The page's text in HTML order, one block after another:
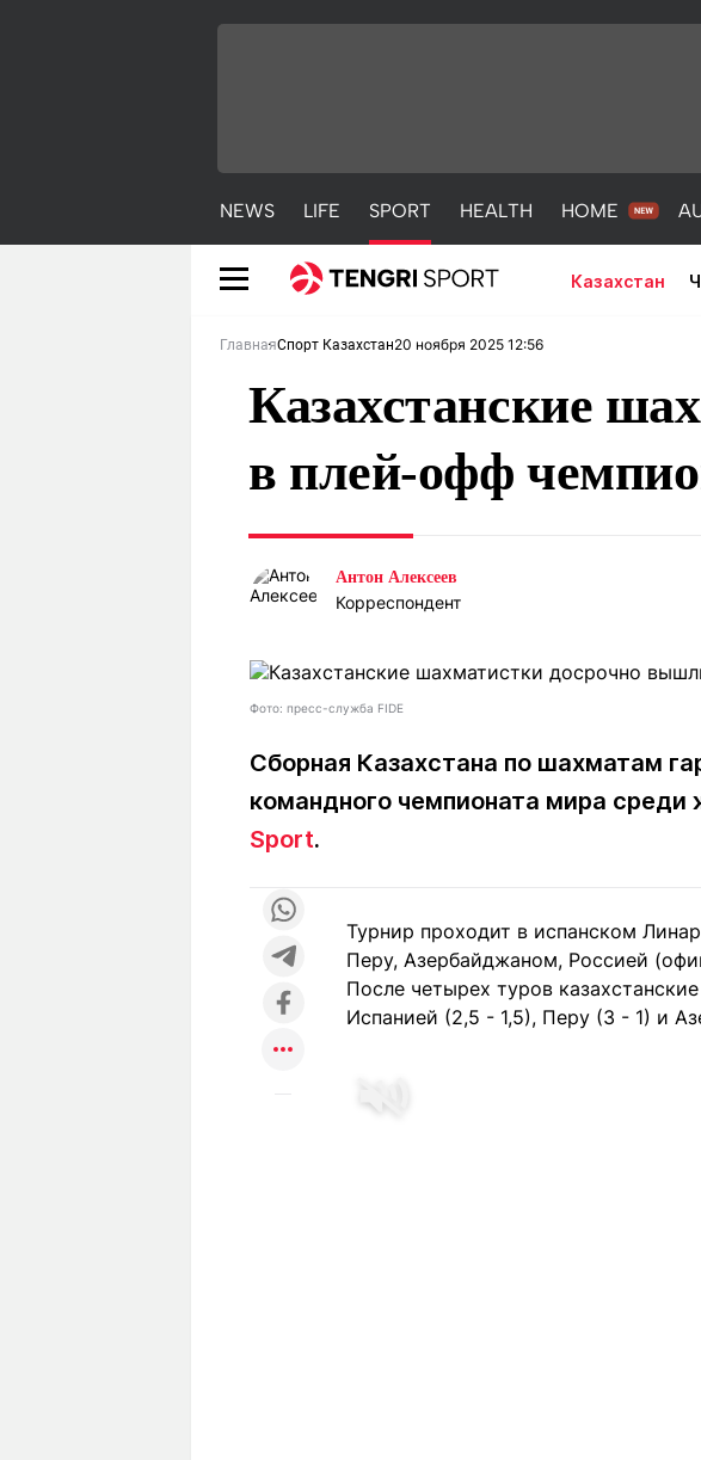
NEWS LIFE SPORT HEALTH HOME
Казахстан
Погода
Рейтинги
LIFE
О проекте Контакты редакции
Редакция
+7 (777) 001 44 99 +7 (700) 3 888
ГлавнаяСпорт Казахстан20 ноября 2025 12:56
Казахстанские
в плей-офф
Антон Алексеев
Корреспондент
Фото: пресс-служба FIDE
Сборная Казахстана по шахматам
командного чемпионата мира
Sport.
Турнир проходит в испанском
Перу, Азербайджаном, Россией
После четырех туров
Испанией (2,5 - 1,5), Перу (3 - 1) и